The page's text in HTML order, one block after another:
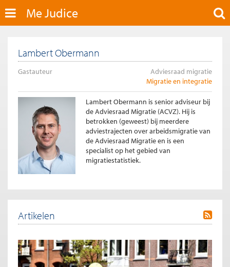
Me Judice
Lambert Obermann
Gastauteur
Adviesraad migratie
Migratie en integratie
Lambert Obermann is senior adviseur bij
de Adviesraad Migratie (ACVZ). Hij is
betrokken (geweest) bij meerdere
adviestrajecten over arbeidsmigratie van
de Adviesraad Migratie en is een
specialist op het gebied van
migratiestatistiek.
Artikelen